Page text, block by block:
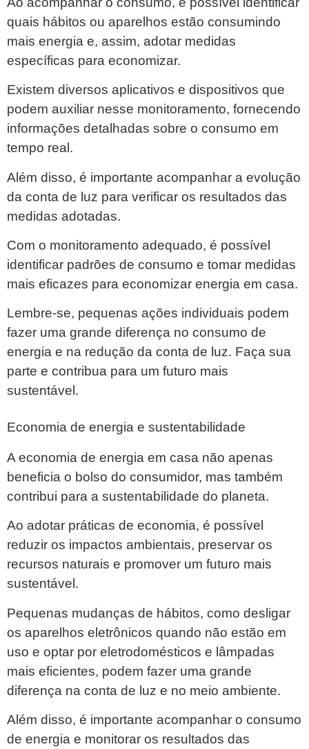
quais hábitos ou aparelhos estão consumindo
mais energia e, assim, adotar medidas
específicas para economizar.
Existem diversos aplicativos e dispositivos que
podem auxiliar nesse monitoramento, fornecendo
informações detalhadas sobre o consumo em
tempo real.
Além disso, é importante acompanhar a evolução
da conta de luz para verificar os resultados das
medidas adotadas.
Com o monitoramento adequado, é possível
identificar padrões de consumo e tomar medidas
mais eficazes para economizar energia em casa.
Lembre-se, pequenas ações individuais podem
fazer uma grande diferença no consumo de
energia e na redução da conta de luz. Faça sua
parte e contribua para um futuro mais
sustentável.
Economia de energia e sustentabilidade
A economia de energia em casa não apenas
beneficia o bolso do consumidor, mas também
contribui para a sustentabilidade do planeta.
Ao adotar práticas de economia, é possível
reduzir os impactos ambientais, preservar os
recursos naturais e promover um futuro mais
sustentável.
Pequenas mudanças de hábitos, como desligar
os aparelhos eletrônicos quando não estão em
uso e optar por eletrodomésticos e lâmpadas
mais eficientes, podem fazer uma grande
diferença na conta de luz e no meio ambiente.
Além disso, é importante acompanhar o consumo
de energia e monitorar os resultados das